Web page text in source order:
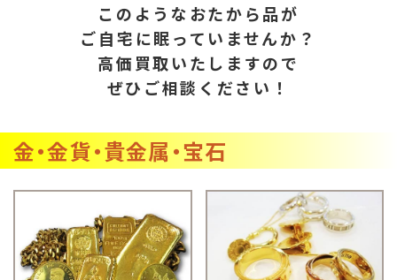
このようなおたから品が
ご自宅に眠っていませんか？
高価買取いたしますので
ぜひご相談ください！
金・金貨・貴金属・宝石